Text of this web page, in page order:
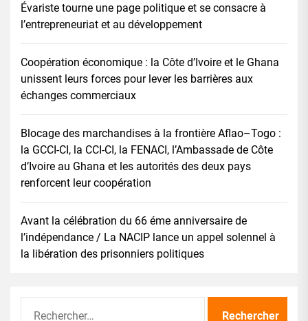
Évariste tourne une page politique et se consacre à
l’entrepreneuriat et au développement
Coopération économique : la Côte d’Ivoire et le Ghana
unissent leurs forces pour lever les barrières aux
échanges commerciaux
Blocage des marchandises à la frontière Aflao–Togo :
la GCCI-CI, la CCI-CI, la FENACI, l’Ambassade de Côte
d’Ivoire au Ghana et les autorités des deux pays
renforcent leur coopération
Avant la célébration du 66 éme anniversaire de
l’indépendance / La NACIP lance un appel solennel à
la libération des prisonniers politiques